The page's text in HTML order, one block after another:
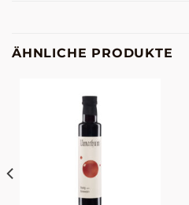
ÄHNLICHE PRODUKTE